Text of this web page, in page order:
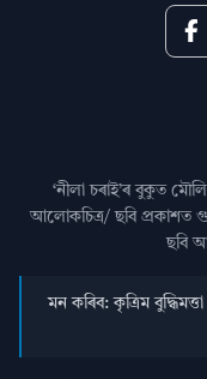
‘নীলা চৰাই’ৰ বুকুত
আলোকচিত্ৰ/ ছবি প্রকাশত
ছবি
মন কৰিব: কৃত্ৰিম